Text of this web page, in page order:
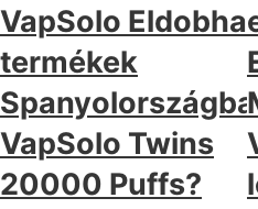
VapSolo
termékek
VapSolo Twins
20000 Puffs?